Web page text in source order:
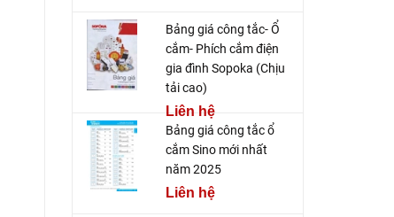
Bảng giá công tắc- Ổ
cắm- Phích cắm điện
gia đình Sopoka (Chịu
tải cao)
Liên hệ
Bảng giá công tắc ổ
cắm Sino mới nhất
năm 2025
Liên hệ